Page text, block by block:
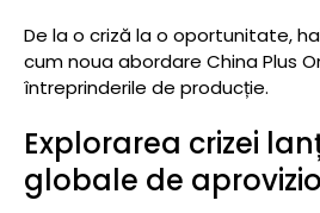
De la o criză la o oportunitate,
cum noua abordare China Plus
întreprinderile de producție.
Explorarea crizei
globale de